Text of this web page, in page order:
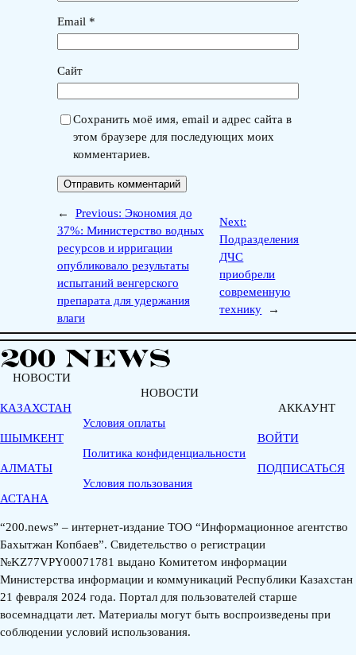
Email *
Сайт
Сохранить моё имя, email и адрес сайта в
этом браузере для последующих моих
комментариев.
← Previous: Экономия до
37%: Министерство водных
ресурсов и ирригации
опубликовало результаты
испытаний венгерского
препарата для удержания
влаги
Next:
Подразделения
ДЧС
приобрели
современную
технику
→
НОВОСТИ
КАЗАХСТАН
ШЫМКЕНТ
АЛМАТЫ
АСТАНА
НОВОСТИ
Условия оплаты
Политика конфиденциальности
Условия пользования
АККАУНТ
ВОЙТИ
ПОДПИСАТЬСЯ
“200.news” – интернет-издание ТОО “Информационное агентство
Бахытжан Копбаев”. Свидетельство о регистрации
№KZ77VPY00071781 выдано Комитетом информации
Министерства информации и коммуникаций Республики Казахстан
21 февраля 2024 года. Портал для пользователей старше
восемнадцати лет. Материалы могут быть воспроизведены при
соблюдении условий использования.